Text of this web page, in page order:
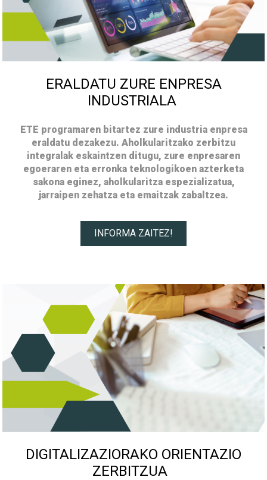
ERALDATU ZURE ENPRESA
INDUSTRIALA
ETE programaren bitartez zure industria enpresa
eraldatu dezakezu. Aholkularitzako zerbitzu
integralak eskaintzen ditugu, zure enpresaren
egoeraren eta erronka teknologikoen azterketa
sakona eginez, aholkularitza espezializatua,
jarraipen zehatza eta emaitzak zabaltzea.
INFORMA ZAITEZ!
DIGITALIZAZIORAKO ORIENTAZIO
ZERBITZUA